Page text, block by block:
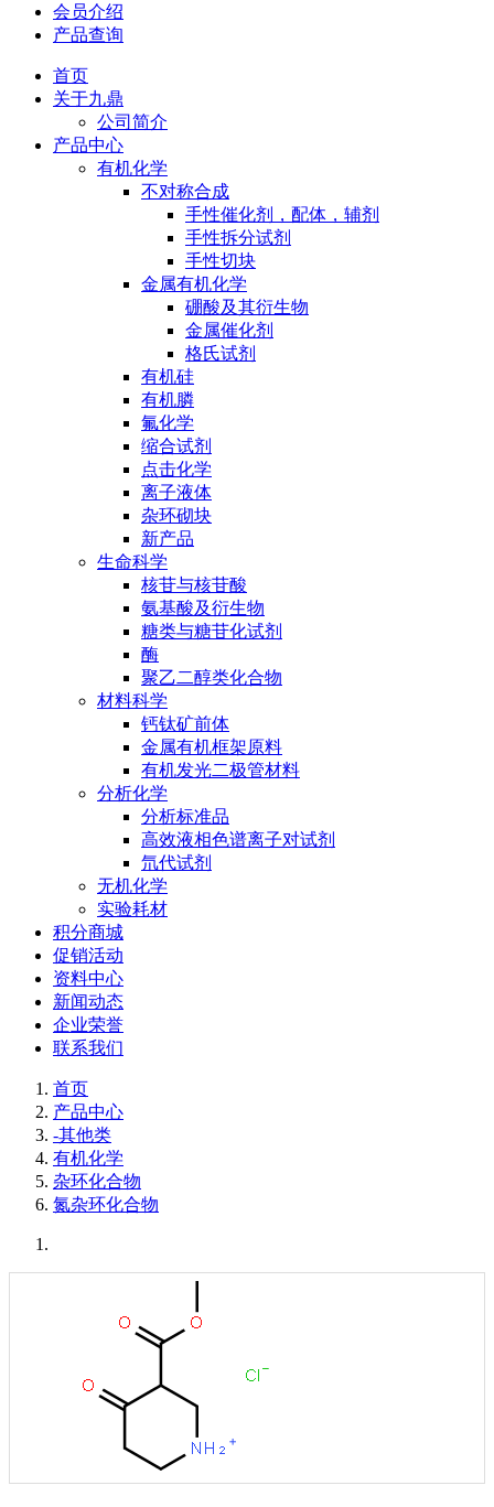
会员介绍
产品查询
首页
关于九鼎
公司简介
产品中心
有机化学
不对称合成
手性催化剂，配体，辅剂
手性拆分试剂
手性切块
金属有机化学
硼酸及其衍生物
金属催化剂
格氏试剂
有机硅
有机膦
氟化学
缩合试剂
点击化学
离子液体
杂环砌块
新产品
生命科学
核苷与核苷酸
氨基酸及衍生物
糖类与糖苷化试剂
酶
聚乙二醇类化合物
材料科学
钙钛矿前体
金属有机框架原料
有机发光二极管材料
分析化学
分析标准品
高效液相色谱离子对试剂
氘代试剂
无机化学
实验耗材
积分商城
促销活动
资料中心
新闻动态
企业荣誉
联系我们
首页
产品中心
-其他类
有机化学
杂环化合物
氮杂环化合物